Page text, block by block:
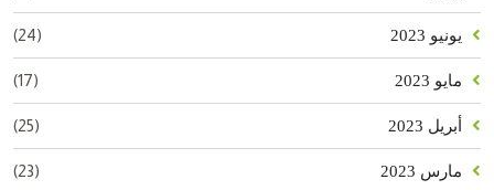
يونيو 2023 (24)
مايو 2023 (17)
أبريل 2023 (25)
مارس 2023 (23)